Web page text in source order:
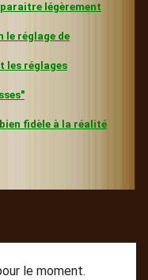
légèrement
le réglage de
les réglages
fidèle à la réalité
le moment.